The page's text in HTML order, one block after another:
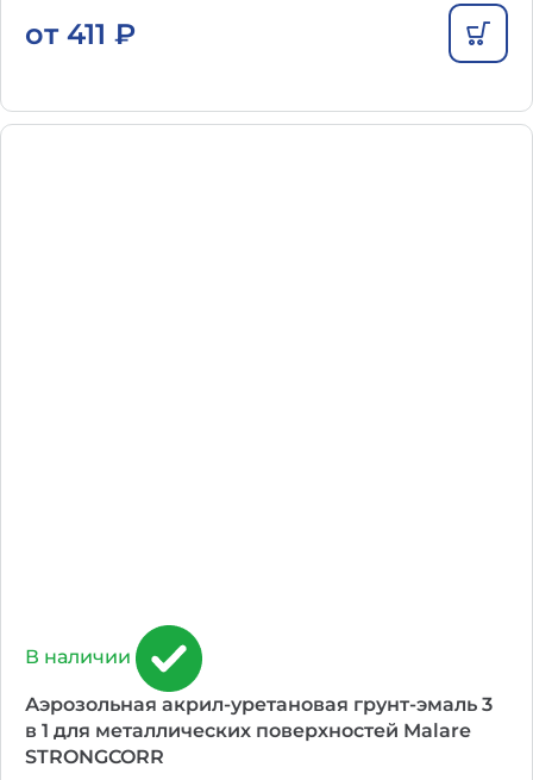
от 411 ₽
В наличии
Аэрозольная акрил-уретановая грунт-эмаль 3
в 1 для металлических поверхностей Malare
STRONGCORR